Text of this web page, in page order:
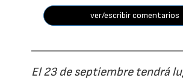
ver/escribir comentarios
El 23 de septiembre tendrá